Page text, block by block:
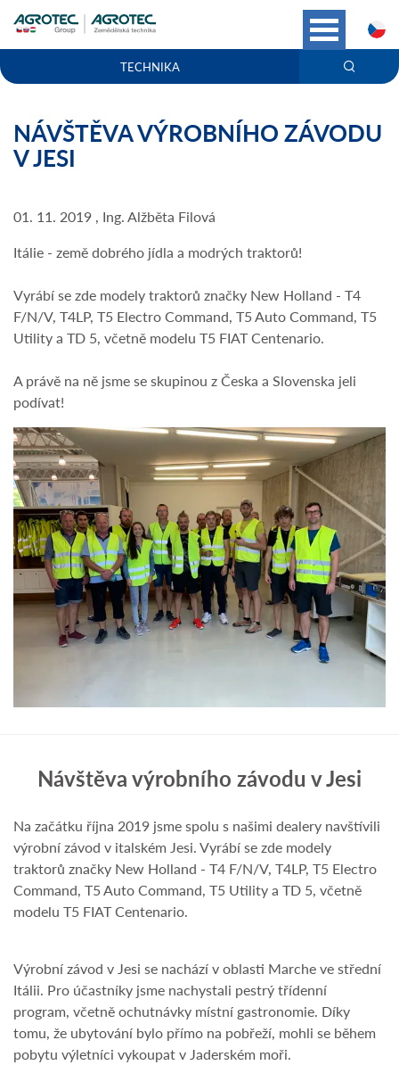
TECHNIKA
NÁVŠTĚVA VÝROBNÍHO ZÁVODU
V JESI
01. 11. 2019 , Ing. Alžběta Filová
Itálie - země dobrého jídla a modrých traktorů!
Vyrábí se zde modely traktorů značky New Holland - T4
F/N/V, T4LP, T5 Electro Command, T5 Auto Command, T5
Utility a TD 5, včetně modelu T5 FIAT Centenario.
A právě na ně jsme se skupinou z Česka a Slovenska jeli
podívat!
Návštěva výrobního závodu v Jesi
Na začátku října 2019 jsme spolu s našimi dealery navštívili
výrobní závod v italském Jesi. Vyrábí se zde modely
traktorů značky New Holland - T4 F/N/V, T4LP, T5 Electro
Command, T5 Auto Command, T5 Utility a TD 5, včetně
modelu T5 FIAT Centenario.
Výrobní závod v Jesi se nachází v oblasti Marche ve střední
Itálii. Pro účastníky jsme nachystali pestrý třídenní
program, včetně ochutnávky místní gastronomie. Díky
tomu, že ubytování bylo přímo na pobřeží, mohli se během
pobytu výletníci vykoupat v Jaderském moři.